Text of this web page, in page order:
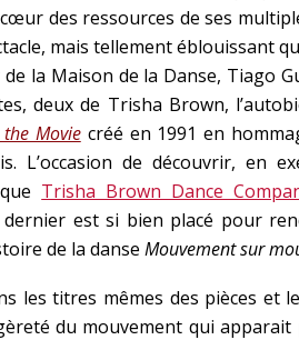
des ressources de ses
mais tellement éblouissant
la Maison de la Danse, Tiago
deux de Trisha Brown,
Moviecréé en 1991 en
L’occasion de découvrir, en
Trisha Brown Dance
dernier est si bien placé pour
de la danse Mouvement sur
les titres mêmes des pièces et
du mouvement qui